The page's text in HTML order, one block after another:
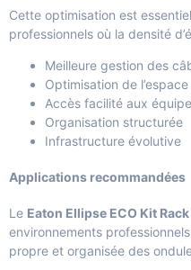
Cette optimisation est
professionnels où la densité
Meilleure gestion des
Optimisation de
Accès facilité aux
Organisation structurée
Infrastructure évolutive
Applications recommandées
Le Eaton Ellipse ECO Kit
environnements
propre et organisée des